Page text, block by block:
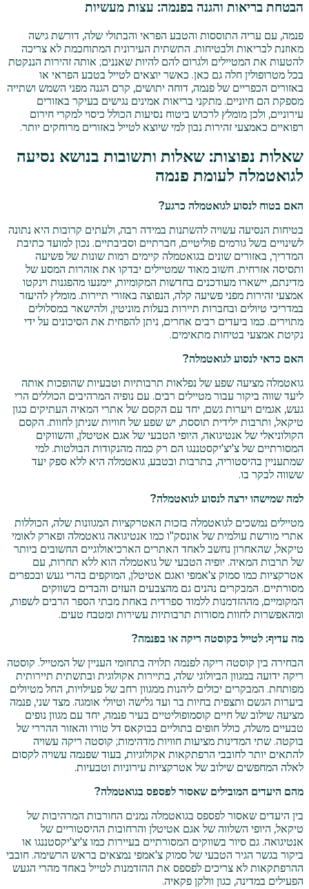
הבטחת בריאות והגנה בפנמה: עצות מעשיות
פנמה, עם עריה התוססות והטבע הפראי והבתולי שלה, דורשת גישה
מאוזנת לבריאות ולבטיחות. התשתית העירונית המתוחכמת לא צריכה
להטעות את המטיילים ולגרום להם להיות שאננים; אותה זהירות הננקטת
בכל מטרופולין חלה גם כאן. כאשר יוצאים לטייל בטבע הפראי או
באזורים הכפריים של פנמה, דוחה יתושים, קרם הגנה מפני השמש ושתייה
מספקת הם חיוניים. מתקני בריאות אמינים נגישים בעיקר באזורים
עירוניים, ולכן מומלץ לרכוש ביטוח נסיעות הכולל כיסוי למקרי חירום
רפואיים כאמצעי זהירות נבון למי שיוצא לטייל באזורים מרוחקים יותר.
שאלות נפוצות: שאלות ותשובות בנושא נסיעה
לגואטמלה לעומת פנמה
האם בטוח לנסוע לגואטמלה כרגע?
בטיחות הנסיעה עשויה להשתנות במידה רבה, ולעתים קרובות היא נתונה
לשינויים בשל גורמים פוליטיים, חברתיים וסביבתיים. נכון למועד כתיבת
המדריך, באזורים שונים בגואטמלה קיימים רמות שונות של פשיעה
ותסיסה אזרחית. חשוב מאוד שמטיילים יבדקו את אזהרות המסע של
מדינתם, יישארו מעודכנים בחדשות המקומיות, יימנעו מהפגנות וינקטו
אמצעי זהירות מפני פשיעה קלה, הנפוצה באזורי תיירות. מומלץ להיעזר
במדריכי טיולים ובחברות תיירות בעלות מוניטין, ולהישאר במסלולים
מתוירים. כמו ביעדים רבים אחרים, ניתן להפחית את הסיכונים על ידי
נקיטת אמצעי בטיחות מתאימים.
האם כדאי לנסוע לגואטמלה?
גואטמלה מציעה שפע של נפלאות תרבותיות וטבעיות שהופכות אותה
ליעד שווה ביקור עבור מטיילים רבים. עם נופיה המרהיבים הכוללים הרי
געש, אגמים ויערות גשם, יחד עם הקסם של אתרי המאיה העתיקים כגון
טיקאל, ותרבות ילידית תוססת, יש שפע של חוויות שניתן לחוות. הקסם
הקולוניאלי של אנטיגואה, היופי הטבעי של אגם אטיטלן, והשווקים
המסורתיים של צ'יצ'יקסטננגו הם רק כמה מהנקודות הבולטות. למי
שמתעניין בהיסטוריה, בתרבות ובטבע, גואטמלה היא ללא ספק יעד
ששווה לבקר בו.
למה שמישהו ירצה לנסוע לגואטמלה?
מטיילים נמשכים לגואטמלה בזכות האטרקציות המגוונות שלה, הכוללות
אתרי מורשת עולמית של אונסק"ו כמו אנטיגואה גואטמלה ופארק לאומי
טיקאל, שהאחרון נחשב לאחד האתרים הארכיאולוגיים החשובים ביותר
של תרבות המאיה. יופיה הטבעי של גואטמלה הוא ללא תחרות, עם
אטרקציות כמו סמוק צ'אמפי ואגם אטיטלן, המוקפים בהרי געש ובכפרים
מסורתיים. המבקרים נהנים גם מהצבעים העזים והבדים בשווקים
המקומיים, מההזדמנות ללמוד ספרדית באחת מבתי הספר הרבים לשפות,
ומהאפשרות לחוות מסורות תרבותיות עשירות ומטבח טעים.
מה עדיף: לטייל בקוסטה ריקה או בפנמה?
הבחירה בין קוסטה ריקה לפנמה תלויה בתחומי העניין של המטייל. קוסטה
ריקה ידועה במגוון הביולוגי שלה, בתיירות אקולוגית ובתשתית תיירותית
מפותחת. המבקרים יכולים ליהנות ממגוון רחב של פעילויות, החל מטיולים
ביערות הגשם ותצפית בחיות בר ועד גלישה וטיולי אומגה. מצד שני, פנמה
מציעה שילוב של חיים קוסמופוליטיים בעיר פנמה, יחד עם מגוון נופים
טבעיים משלה, כולל חופים בתוליים בבוקאס דל טורו והאזור ההררי של
בוקטה. שתי המדינות מציעות חוויות מדהימות; קוסטה ריקה עשויה
להתאים יותר לחובבי הרפתקאות אקולוגיות, בעוד שפנמה עשויה לקסום
לאלה המחפשים שילוב של אטרקציות עירוניות וטבעיות.
מהם היעדים המובילים שאסור לפספס בגואטמלה?
בין היעדים שאסור לפספס בגואטמלה נמנים החורבות המרהיבות של
טיקאל, היופי השלווה של אגם אטיטלן והרחובות ההיסטוריים של
אנטיגואה. גם סיור בשווקים המסורתיים בעיירות כמו צ'יצ'יקסטננגו או
ביקור בגשר הגיר הטבעי של סמוק צ'אמפי נמצאים בראש הרשימה. חובבי
ההרפתקאות לא צריכים לפספס את ההזדמנות לטייל באחד מהרי הגעש
הפעילים במדינה, כגון וולקן פקאיה.